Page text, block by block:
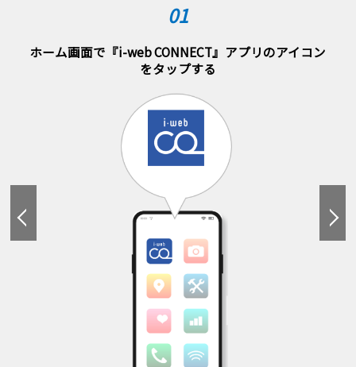
01
ホーム画面で『i-web CONNECT』アプリのアイコン
をタップする